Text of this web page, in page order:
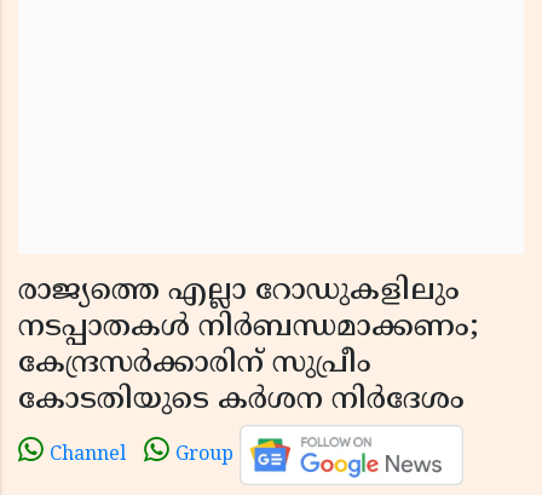
രാജ്യത്തെ എല്ലാ റോഡുകളിലും
നടപ്പാതകൾ നിർബന്ധമാക്കണം;
കേന്ദ്രസർക്കാരിന് സുപ്രീം
കോടതിയുടെ കർശന നിർദേശം
Channel Group